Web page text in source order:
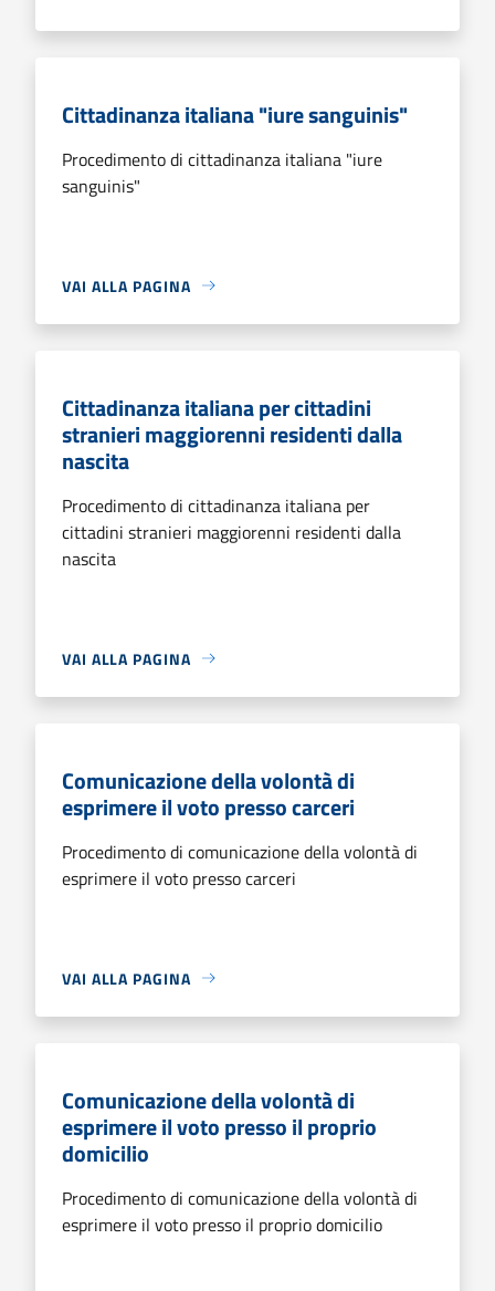
Cittadinanza italiana "iure sanguinis"
Procedimento di cittadinanza italiana "iure
sanguinis"
VAI ALLA PAGINA
Cittadinanza italiana per cittadini
stranieri maggiorenni residenti dalla
nascita
Procedimento di cittadinanza italiana per
cittadini stranieri maggiorenni residenti dalla
nascita
VAI ALLA PAGINA
Comunicazione della volontà di
esprimere il voto presso carceri
Procedimento di comunicazione della volontà di
esprimere il voto presso carceri
VAI ALLA PAGINA
Comunicazione della volontà di
esprimere il voto presso il proprio
domicilio
Procedimento di comunicazione della volontà di
esprimere il voto presso il proprio domicilio